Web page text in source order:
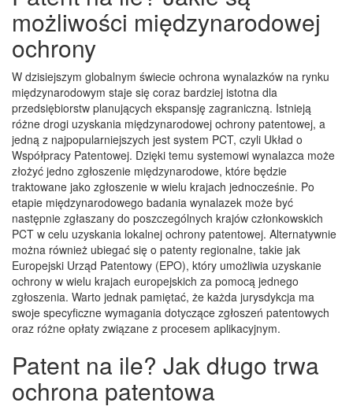
możliwości międzynarodowej
ochrony
W dzisiejszym globalnym świecie ochrona wynalazków na rynku
międzynarodowym staje się coraz bardziej istotna dla
przedsiębiorstw planujących ekspansję zagraniczną. Istnieją
różne drogi uzyskania międzynarodowej ochrony patentowej, a
jedną z najpopularniejszych jest system PCT, czyli Układ o
Współpracy Patentowej. Dzięki temu systemowi wynalazca może
złożyć jedno zgłoszenie międzynarodowe, które będzie
traktowane jako zgłoszenie w wielu krajach jednocześnie. Po
etapie międzynarodowego badania wynalazek może być
następnie zgłaszany do poszczególnych krajów członkowskich
PCT w celu uzyskania lokalnej ochrony patentowej. Alternatywnie
można również ubiegać się o patenty regionalne, takie jak
Europejski Urząd Patentowy (EPO), który umożliwia uzyskanie
ochrony w wielu krajach europejskich za pomocą jednego
zgłoszenia. Warto jednak pamiętać, że każda jurysdykcja ma
swoje specyficzne wymagania dotyczące zgłoszeń patentowych
oraz różne opłaty związane z procesem aplikacyjnym.
Patent na ile? Jak długo trwa
ochrona patentowa